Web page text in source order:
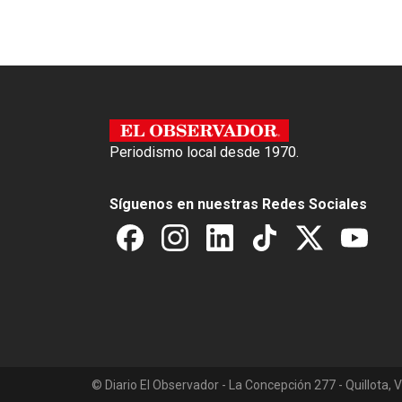
Periodismo local desde 1970.
Síguenos en nuestras Redes Sociales
© Diario El Observador - La Concepción 277 - Quillota, V